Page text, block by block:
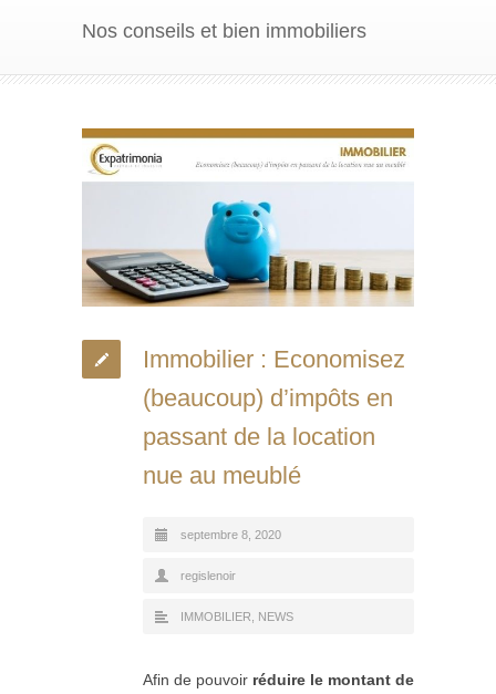
Nos conseils et bien immobiliers
Immobilier : Economisez
(beaucoup) d’impôts en
passant de la location
nue au meublé
septembre 8, 2020
regislenoir
IMMOBILIER NEWS
Afin de pouvoir réduire le montant de